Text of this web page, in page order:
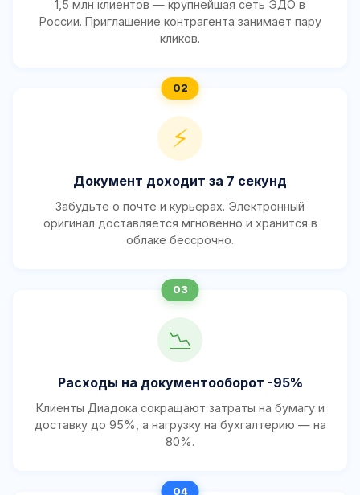
1,5 млн клиентов — крупнейшая сеть ЭДО в
России. Приглашение контрагента занимает пару
кликов.
⚡
Документ доходит за 7 секунд
Забудьте о почте и курьерах. Электронный
оригинал доставляется мгновенно и хранится в
облаке бессрочно.
📉
Расходы на документооборот -95%
Клиенты Диадока сокращают затраты на бумагу и
доставку до 95%, а нагрузку на бухгалтерию — на
80%.